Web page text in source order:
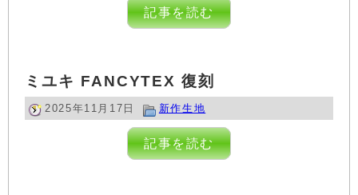
記事を読む
ミユキ FANCYTEX 復刻
2025年11月17日 新作生地
記事を読む